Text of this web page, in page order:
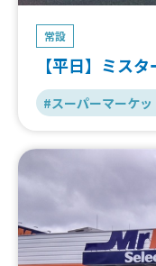
常設
【平日】ミス
#スーパーマーケッ